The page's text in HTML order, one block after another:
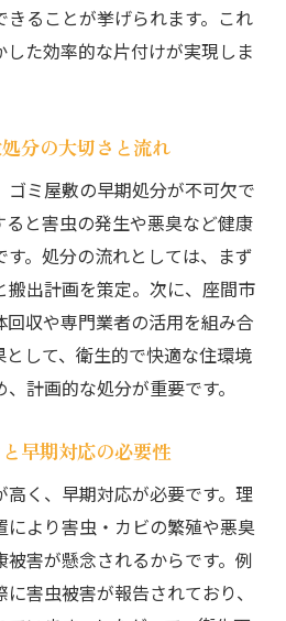
を効率化するポイントを紹
合のゴミ屋敷処分の流れ
業者の選び方ガイド
優良回収業者の見極め方
金の比較ポイントを解説
ら信頼できる業者を選ぶ方
ゴミ屋敷業者の信頼度を判
者おすすめの選び方と注意
ることが挙げられます。これ
た効率的な片付けが実現しま
分の大切さと流れ
ミ屋敷の早期処分が不可欠で
と害虫の発生や悪臭など健康
。処分の流れとしては、まず
出計画を策定。次に、座間市
収や専門業者の活用を組み合
して、衛生的で快適な住環境
計画的な処分が重要です。
早期対応の必要性
高く、早期対応が必要です。理
より害虫・カビの繁殖や悪臭
害が懸念されるからです。例
害虫被害が報告されており、